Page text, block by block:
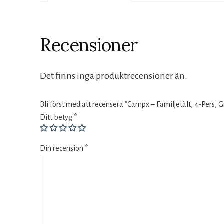
Recensioner
Det finns inga produktrecensioner än.
Bli först med att recensera ”Campx – Familjetält, 4-Pers,
Ditt betyg *
Din recension *